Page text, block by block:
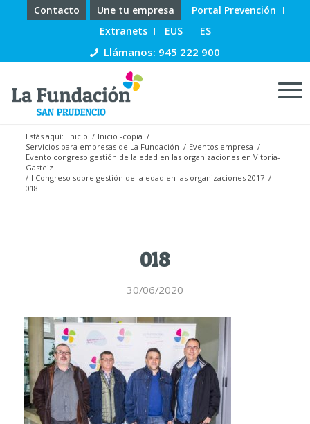
Contacto Une tu empresa
Portal Prevención
Extranets
EUS ES
Llámanos: 945 222 900
Estás aquí: Inicio / Inicio -copia /
Servicios para empresas de La Fundación / Eventos empresa /
Evento congreso gestión de la edad en las organizaciones en Vitoria-
Gasteiz
/ I Congreso sobre gestión de la edad en las organizaciones 2017 /
018
018
30/06/2020